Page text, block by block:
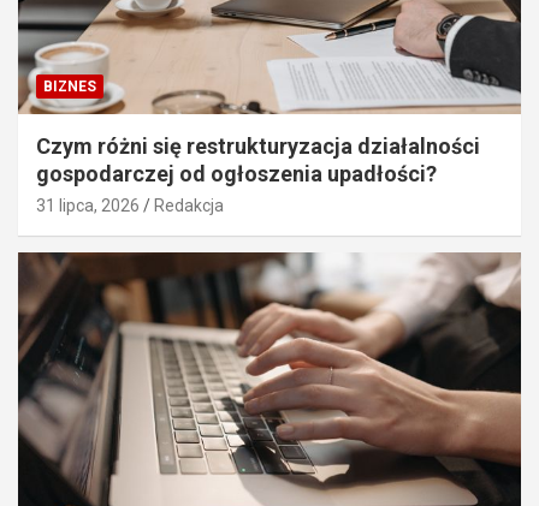
BIZNES
Czym różni się restrukturyzacja działalności
gospodarczej od ogłoszenia upadłości?
31 lipca, 2026 Redakcja